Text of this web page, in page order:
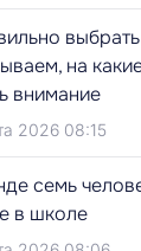
на
внимание
2026 08:15
семь
в школе